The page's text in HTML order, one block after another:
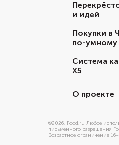
и идей
Покупки в
по-умному
Система
Х5
О проекте
©2026, Food.ru Любое
письменного разрешения
Возрастное ограничение 16+